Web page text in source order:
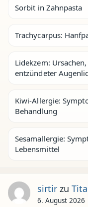
Sorbit in Zahnpasta
Trachycarpus:
Lidekzem:
entzündeter
Kiwi-Allergie:
Behandlung
Sesamallergie:
Lebensmittel
sirtirzu
6. August 2026